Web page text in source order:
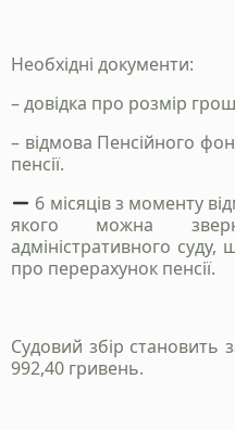
Необхідні документи:
– довідка про розмір
– відмова Пенсійного
пенсії.
6 місяців з моменту
якого можна
адміністративного
про перерахунок пенсії.
Судовий збір становить
992,40 гривень.